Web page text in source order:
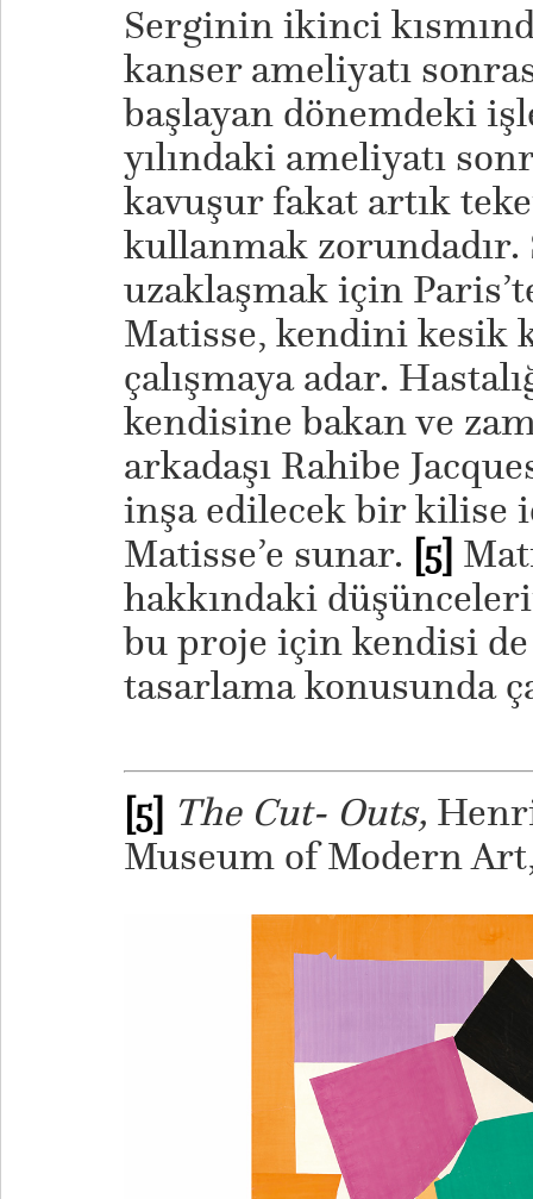
Serginin ikinci
kanser ameliyatı
başlayan dönemdeki
yılındaki ameliyatı
kavuşur fakat artık
kullanmak zorundadır.
uzaklaşmak için
Matisse, kendini kesik
çalışmaya adar.
kendisine bakan ve
arkadaşı Rahibe
inşa edilecek bir kilise
Matisse’e sunar. [5]
hakkındaki
bu proje için kendisi
tasarlama konusunda
[5] The Cut- Outs,
Museum of Modern Art,